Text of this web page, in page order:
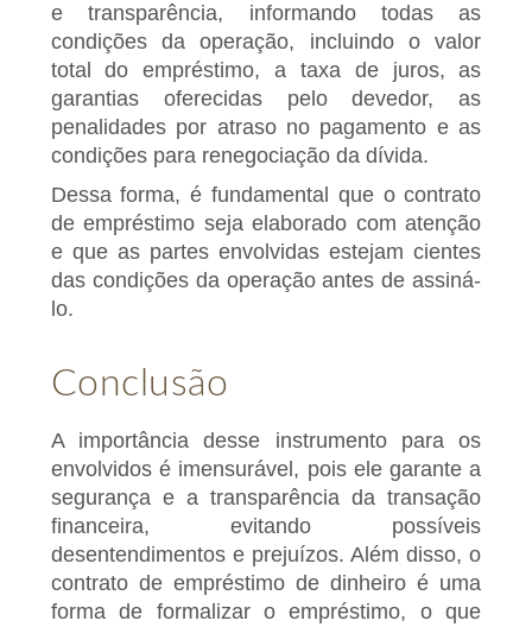
e transparência, informando todas as
condições da operação, incluindo o valor
total do empréstimo, a taxa de juros, as
garantias oferecidas pelo devedor, as
penalidades por atraso no pagamento e as
condições para renegociação da dívida.
Dessa forma, é fundamental que o contrato
de empréstimo seja elaborado com atenção
e que as partes envolvidas estejam cientes
das condições da operação antes de assiná-
lo.
Conclusão
A importância desse instrumento para os
envolvidos é imensurável, pois ele garante a
segurança e a transparência da transação
financeira, evitando possíveis
desentendimentos e prejuízos. Além disso, o
contrato de empréstimo de dinheiro é uma
forma de formalizar o empréstimo, o que